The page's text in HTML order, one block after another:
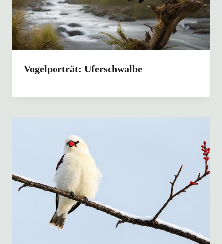
Vogelporträt: Uferschwalbe